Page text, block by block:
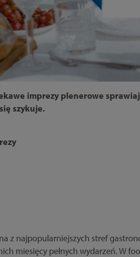
imprezy plenerowe
szykuje.
z najpopularniejszych stref
miesięcy pełnych wydarzeń. W